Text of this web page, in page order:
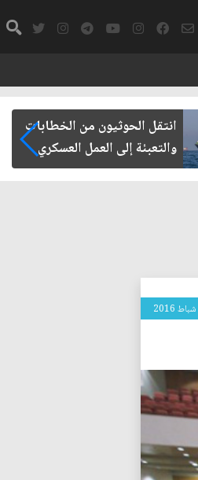
انتقل الحوثيون من الخطابات
والتعبئة إلى العمل العسكري